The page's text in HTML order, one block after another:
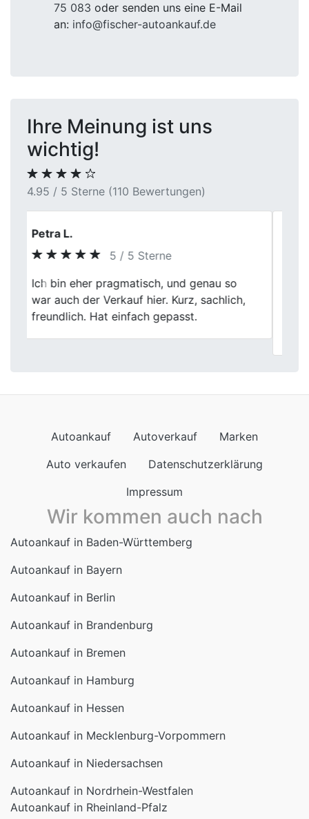
75 083 oder senden uns eine E-Mail
an: info@fischer-autoankauf.de
Ihre Meinung ist uns
wichtig!
4.95 / 5 Sterne (110 Bewertungen)
Jürgen Weber
5 / 5 Sterne
Mein Alter wurde anstandslos und zu
einem fairen Preis gekauft, bin zufrieden
und kann diesen Händler mit besten
Previous
Autoankauf Autoverkauf
Marken
Auto verkaufen
Datenschutzerklärung
Impressum
Wir kommen auch nach
Autoankauf in Baden-Württemberg
Autoankauf in Bayern
Autoankauf in Berlin
Autoankauf in Brandenburg
Autoankauf in Bremen
Autoankauf in Hamburg
Autoankauf in Hessen
Autoankauf in Mecklenburg-Vorpommern
Autoankauf in Niedersachsen
Autoankauf in Nordrhein-Westfalen
Autoankauf in Rheinland-Pfalz